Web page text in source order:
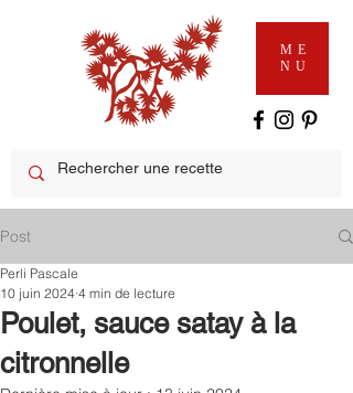
ME
NU
Post
Poulet, sauce satay à la
citronnelle
Perli Pascale
10 juin 2024 4 min de lecture